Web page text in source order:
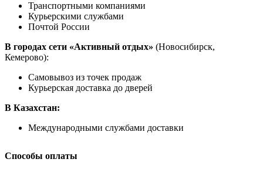
Транспортными компаниями
Курьерскими службами
Почтой России
В городах сети «Активный отдых» (Новосибирск,
Кемерово):
Самовывоз из точек продаж
Курьерская доставка до дверей
В Казахстан:
Международными службами доставки
Способы оплаты